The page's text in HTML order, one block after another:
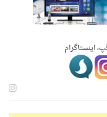
اینستاگرام